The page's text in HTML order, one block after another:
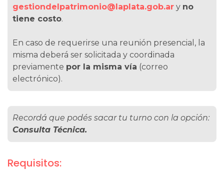
gestiondelpatrimonio@laplata.gob.ar y no
tiene costo.
En caso de requerirse una reunión presencial, la
misma deberá ser solicitada y coordinada
previamente por la misma vía (correo
electrónico).
Recordá que podés sacar tu turno con la opción:
Consulta Técnica.
Requisitos: